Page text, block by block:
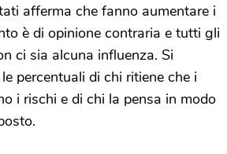
afferma che fanno aumentare i
è di opinione contraria e tutti gli
ci sia alcuna influenza. Si
percentuali di chi ritiene che i
i rischi e di chi la pensa in modo